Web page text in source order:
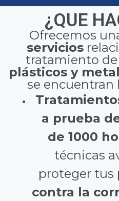
¿QUE
Ofrecemos
servicios
tratamiento
plásticos y
se encuentran
a prueba
de 1000
técnicas
proteger tus
contra la